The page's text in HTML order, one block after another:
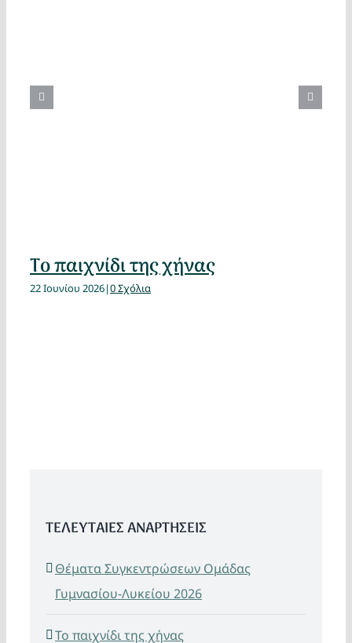
Το παιχνίδι της χήνας
22 Ιουνίου 2026|0 Σχόλια
ΤΕΛΕΥΤΑΙΕΣ ΑΝΑΡΤΗΣΕΙΣ
Θέματα Συγκεντρώσεων Ομάδας
Γυμνασίου-Λυκείου 2026
Το παιχνίδι της χήνας